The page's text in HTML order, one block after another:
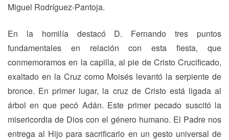
Miguel Rodríguez-Pantoja.
En la homilía destacó D. Fernando tres puntos
fundamentales en relación con esta fiesta, que
conmemoramos en la capilla, al pie de Cristo Crucificado,
exaltado en la Cruz como Moisés levantó la serpiente de
bronce. En primer lugar, la cruz de Cristo está ligada al
árbol en que pecó Adán. Este primer pecado suscitó la
misericordia de Dios con el género humano. El Padre nos
entrega al Hijo para sacrificarlo en un gesto universal de